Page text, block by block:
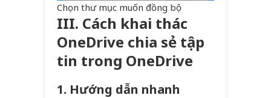
Chọn thư mục muốn đồng bộ
III. Cách khai thác
OneDrive chia sẻ tập
tin trong OneDrive
1. Hướng dẫn nhanh